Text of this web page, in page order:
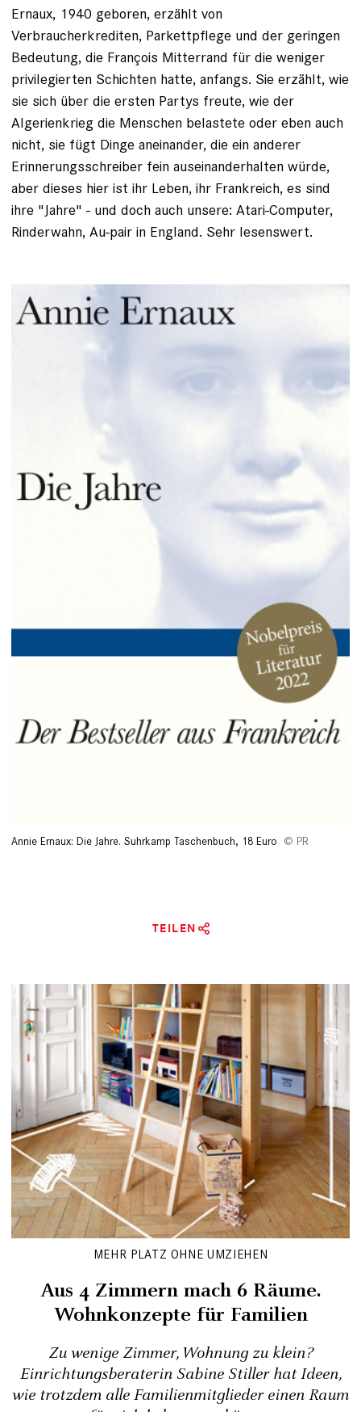
Ernaux, 1940 geboren, erzählt von
Verbraucherkrediten, Parkettpflege und der geringen
Bedeutung, die François Mitterrand für die weniger
privilegierten Schichten hatte, anfangs. Sie erzählt, wie
sie sich über die ersten Partys freute, wie der
Algerienkrieg die Menschen belastete oder eben auch
nicht, sie fügt Dinge aneinander, die ein anderer
Erinnerungsschreiber fein auseinanderhalten würde,
aber dieses hier ist ihr Leben, ihr Frankreich, es sind
ihre "Jahre" - und doch auch unsere: Atari-Computer,
Rinderwahn, Au-pair in England. Sehr lesenswert.
Annie Ernaux: Die Jahre. Suhrkamp Taschenbuch, 18 Euro PR
TEILEN
MEHR PLATZ OHNE UMZIEHEN
Aus 4 Zimmern mach 6 Räume.
Wohnkonzepte für Familien
Zu wenige Zimmer, Wohnung zu klein?
Einrichtungsberaterin Sabine Stiller hat Ideen,
wie trotzdem alle Familienmitglieder einen Raum